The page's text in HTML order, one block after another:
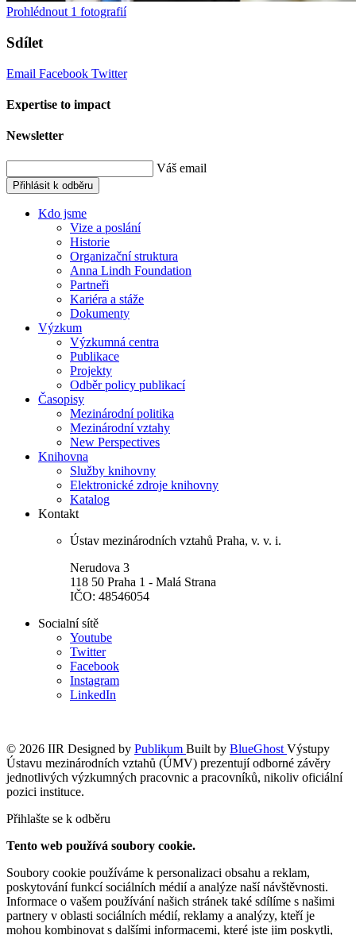
Prohlédnout 1 fotografií
Sdílet
Email Facebook Twitter
Expertise to impact
Newsletter
Váš email
Přihlásit k odběru
Kdo jsme
Vize a poslání
Historie
Organizační struktura
Anna Lindh Foundation
Partneři
Kariéra a stáže
Dokumenty
Výzkum
Výzkumná centra
Publikace
Projekty
Odběr policy publikací
Časopisy
Mezinárodní politika
Mezinárodní vztahy
New Perspectives
Knihovna
Služby knihovny
Elektronické zdroje knihovny
Katalog
Kontakt
Ústav mezinárodních vztahů Praha, v. v. i.
Nerudova 3
118 50 Praha 1 - Malá Strana
IČO: 48546054
Socialní sítě
Youtube
Twitter
Facebook
Instagram
LinkedIn
© 2026 IIR Designed by Publikum Built by BlueGhost Výstupy
Ústavu mezinárodních vztahů (ÚMV) prezentují odborné závěry
jednotlivých výzkumných pracovnic a pracovníků, nikoliv oficiální
pozici instituce.
Přihlašte se k odběru
Tento web používá soubory cookie.
Soubory cookie používáme k personalizaci obsahu a reklam,
poskytování funkcí sociálních médií a analýze naší návštěvnosti.
Informace o vašem používání našich stránek také sdílíme s našimi
partnery v oblasti sociálních médií, reklamy a analýzy, kteří je
mohou kombinovat s dalšími informacemi, které jste jim poskytli,